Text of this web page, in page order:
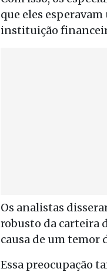
que eles
instituição
Os analistas
robusto da carteira
causa de um temor
Essa preocupação